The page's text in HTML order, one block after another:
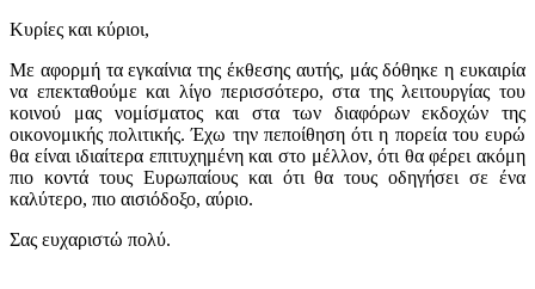
Κυρίες και κύριοι,
Με αφορμή τα εγκαίνια της έκθεσης αυτής, μάς δόθηκε η ευκαιρία
να επεκταθούμε και λίγο περισσότερο, στα της λειτουργίας του
κοινού μας νομίσματος και στα των διαφόρων εκδοχών της
οικονομικής πολιτικής. Έχω την πεποίθηση ότι η πορεία του ευρώ
θα είναι ιδιαίτερα επιτυχημένη και στο μέλλον, ότι θα φέρει ακόμη
πιο κοντά τους Ευρωπαίους και ότι θα τους οδηγήσει σε ένα
καλύτερο, πιο αισιόδοξο, αύριο.
Σας ευχαριστώ πολύ.